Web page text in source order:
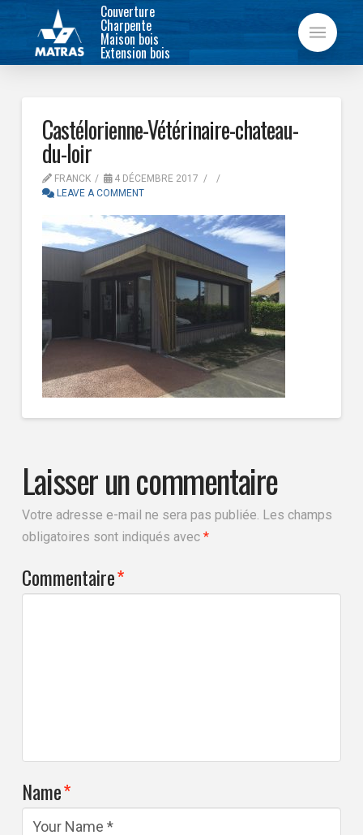
Couverture
Charpente
Maison bois
Extension bois
Castélorienne-Vétérinaire-chateau-
du-loir
FRANCK
4 DÉCEMBRE 2017
LEAVE A COMMENT
Laisser un commentaire
Votre adresse e-mail ne sera pas publiée. Les champs
obligatoires sont indiqués avec *
Commentaire*
Name*